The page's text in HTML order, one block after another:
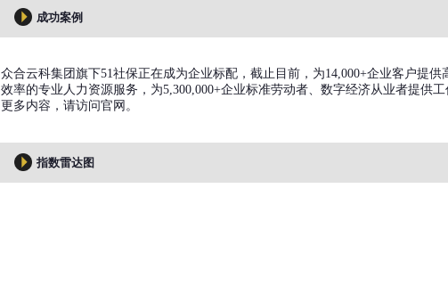
成功案例
众合云科集团旗下51社保正在成为企业标配，截止目前，为14,000+企业客户提供
效率的专业人力资源服务，为5,300,000+企业标准劳动者、数字经济从业者提供工
更多内容，请访问官网。
指数雷达图